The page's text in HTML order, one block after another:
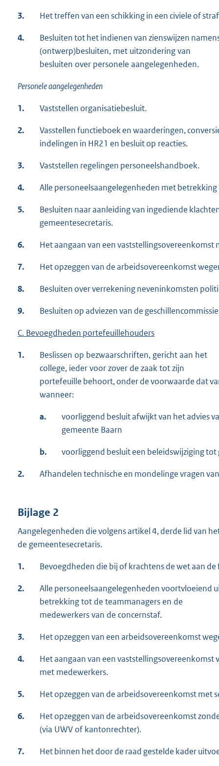
3. Het treffen van een schikking in een civiele of
4.
Besluiten tot het indienen van zienswijzen
(ontwerp)besluiten, met uitzondering van
besluiten over personele aangelegenheden.
Personele aangelegenheden
1. Vaststellen organisatiebesluit.
2.
Vasstellen functieboek en waarderingen,
indelingen in HR21 en besluit op reacties.
3. Vaststellen regelingen personeelshandboek.
4. Alle personeelsaangelegenheden met
5.
Besluiten naar aanleiding van ingediende
gemeentesecretaris.
6. Het aangaan van een vaststellingsovereenkomst
7. Het opzeggen van de arbeidsovereenkomst
8. Besluiten over verrekening neveninkomsten
9. Besluiten op adviezen van de
C. Bevoegdheden portefeuillehouders
1.
Beslissen op bezwaarschriften, gericht aan het
college, ieder voor zover de zaak tot zijn
portefeuille behoort, onder de voorwaarde dat
wanneer:
a.
voorliggend besluit afwijkt van het advies
gemeente Baarn
b. voorliggend besluit een beleidswijziging tot
2. Afhandelen technische en mondelinge vragen
Bijlage 2
Aangelegenheden die volgens artikel 4, derde lid van
de gemeentesecretaris.
1. Bevoegdheden die bij of krachtens de wet aan
2.
Alle personeelsaangelegenheden voortvloeiend
betrekking tot de teammanagers en de
medewerkers van de concernstaf.
3. Het opzeggen van een arbeidsovereenkomst
4.
Het aangaan van een
met medewerkers.
5. Het opzeggen van de arbeidsovereenkomst met
6.
Het opzeggen van de arbeidsovereenkomst
(via UWV of kantonrechter).
7. Het binnen het door de raad gestelde kader